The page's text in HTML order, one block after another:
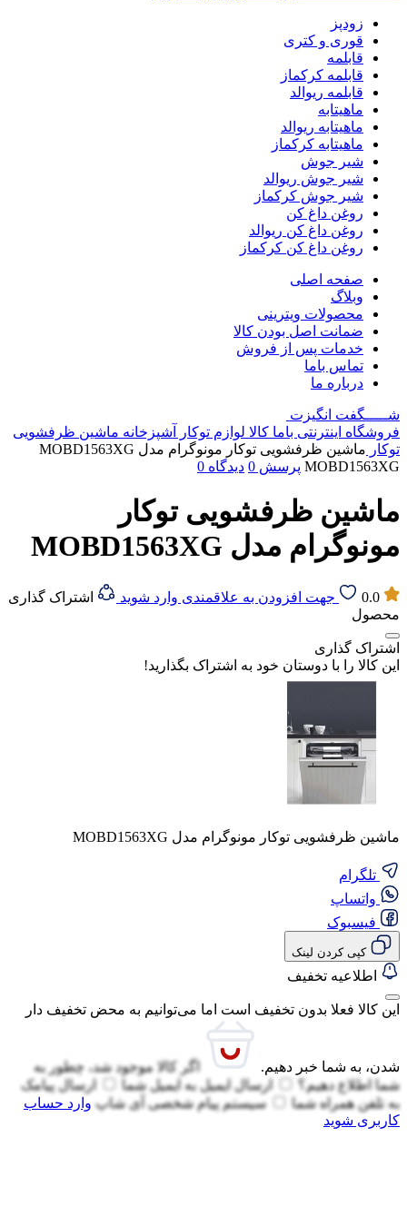
زودپز
قوری و کتری
قابلمه
قابلمه کرکماز
قابلمه ریوالد
ماهیتابه
ماهیتابه ریوالد
ماهیتابه کرکماز
شیر جوش
شیر جوش ریوالد
شیر جوش کرکماز
روغن داغ کن
روغن داغ کن ریوالد
روغن داغ کن کرکماز
صفحه اصلی
وبلاگ
محصولات ویترینی
ضمانت اصل بودن کالا
خدمات پس از فروش
تماس باما
درباره ما
شـــــگفت انگیزت
فروشگاه اینترنتی باما کالا لوازم توکار آشپزخانه ماشین ظرفشویی
توکار ماشین ظرفشویی توکار مونوگرام مدل MOBD1563XG
MOBD1563XG پرسش 0 دیدگاه 0
ماشین ظرفشویی توکار
مونوگرام مدل MOBD1563XG
0.0 جهت افزودن به علاقمندی وارد شوید
اشتراک گذاری
محصول
اشتراک گذاری
این کالا را با دوستان خود به اشتراک بگذارید!
ماشین ظرفشویی توکار مونوگرام مدل MOBD1563XG
تلگرام
واتساپ
فیسبوک
کپی کردن لینک
اطلاعیه تخفیف
این کالا فعلا بدون تخفیف است اما می‌توانیم به محض تخفیف دار
شدن، به شما خبر دهیم.
اگر کالا موجود شد، چطور به
شما اطلاع دهیم؟
ارسال ایمیل به ایمیل شما
ارسال پیامک
به تلفن همراه شما سیستم پیام شخصی آی شاپ وارد حساب
کاربری شوید